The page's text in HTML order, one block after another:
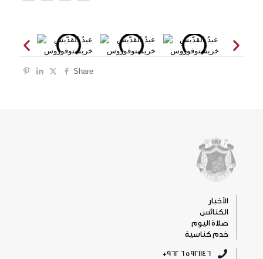
Share
الأخبار
الكنائس
صلاة اليوم
خدم كناسية
5921146 6 962+